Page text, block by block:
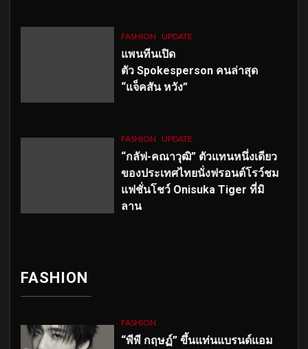
FASHION UPDATE
แพนทีนเปิด
ตัว Spokesperson คนล่าสุด
“แจ็คสัน หวัง”
FASHION UPDATE
“กลัฟ-คณาวุฒิ” ตัวแทนหนึ่งเดียว
ของประเทศไทยนั่งฟรอนต์โรว์ชม
แฟชั่นโชว์ Onisuka Tiger ที่มิ
ลาน
FASHION
FASHION
“พีพี กฤษฏ์” ขึ้นแท่นแบรนด์แอม